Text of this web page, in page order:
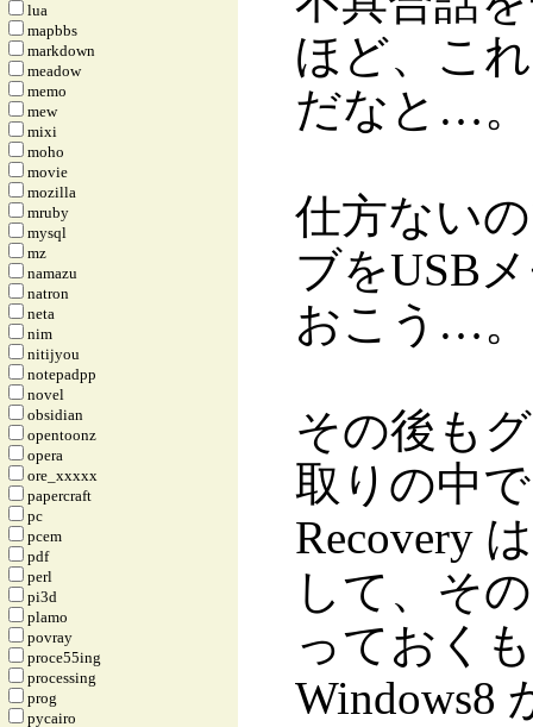
ほど、こ
だなと…。
仕方ない
ブをUSB
おこう…
その後も
取りの中
Recovery
して、そ
っておく
Windows8
lua
mapbbs
markdown
meadow
memo
mew
mixi
moho
movie
mozilla
mruby
mysql
mz
namazu
natron
neta
nim
nitijyou
notepadpp
novel
obsidian
opentoonz
opera
ore_xxxxx
papercraft
pc
pcem
pdf
perl
pi3d
plamo
povray
proce55ing
processing
prog
pycairo